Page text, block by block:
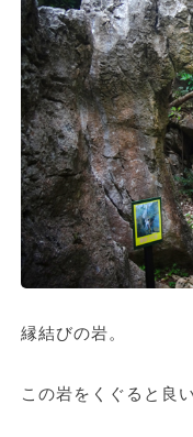
縁結びの岩。
この岩をくぐると良